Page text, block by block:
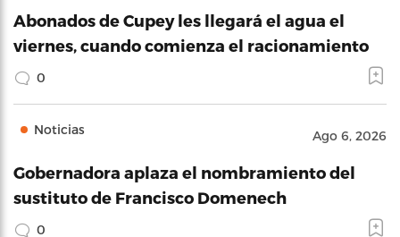
Abonados de Cupey les llegará el agua el
viernes, cuando comienza el racionamiento
0
Noticias Ago 6, 2026
Gobernadora aplaza el nombramiento del
sustituto de Francisco Domenech
0